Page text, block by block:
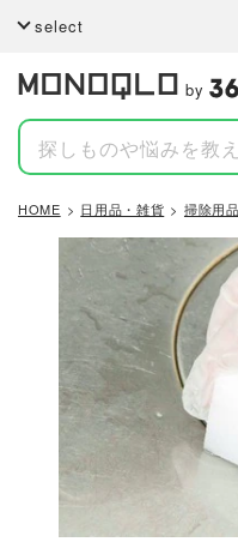
select
by
HOME 日用品・雑貨 掃除用